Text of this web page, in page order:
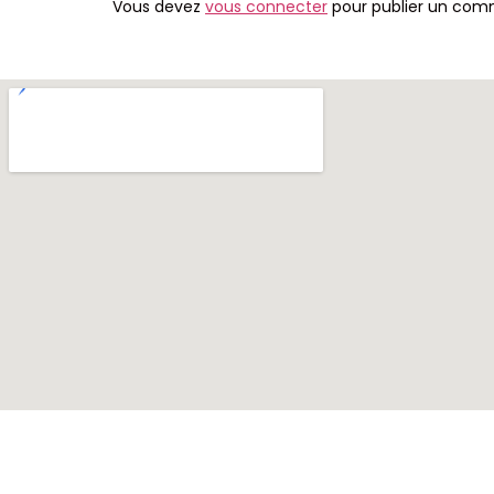
Vous devez vous connecter pour publier un